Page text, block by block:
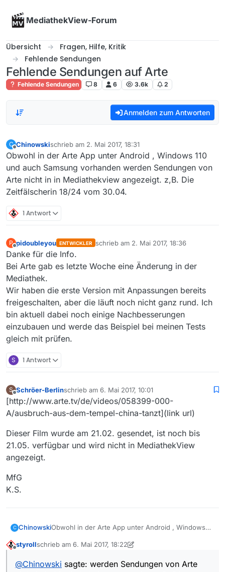
MediathekView-Forum
Übersicht
Fragen, Hilfe, Kritik
Fehlende Sendungen
Fehlende Sendungen auf Arte
Fehlende Sendungen 8 6 3.6k 2
Anmelden zum Antworten
C
Offline
Chinowskischrieb am 2. Mai 2017, 18:31
zuletzt editiert von
Obwohl in der Arte App unter Android , Windows 110
und auch Samsung vorhanden werden Sendungen von
Arte nicht in in Mediathekview angezeigt. z,B. Die
Zeitfälscherin 18/24 vom 30.04.
1 Antwort
P
Offline
pidoubleyou ENTWICKLER schrieb am 2. Mai 2017, 18:36
zuletzt editiert von
Danke für die Info.
Bei Arte gab es letzte Woche eine Änderung in der
Mediathek.
Wir haben die erste Version mit Anpassungen bereits
freigeschalten, aber die läuft noch nicht ganz rund. Ich
bin aktuell dabei noch einige Nachbesserungen
einzubauen und werde das Beispiel bei meinen Tests
gleich mit prüfen.
S 1 Antwort
S
Offline
Schröer-Berlinschrieb am 6. Mai 2017, 10:01
zuletzt editiert von
[http://www.arte.tv/de/videos/058399-000-
A/ausbruch-aus-dem-tempel-china-tanzt](link url)
Dieser Film wurde am 21.02. gesendet, ist noch bis
21.05. verfügbar und wird nicht in MediathekView
angezeigt.
MfG
K.S.
C ChinowskiObwohl in der Arte App unter Android , Windows
Sendungen von Arte nicht in in Mediathekview
styrollschrieb am 6. Mai 2017, 18:22
zuletzt editiert von styroll5. Juni 2017, 20:45
@Chinowski sagte: werden Sendungen von Arte